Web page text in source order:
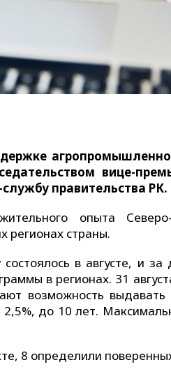
вице-
правительства РК.
опыта
регионах страны.
в августе, и
в регионах. 31
возможность
2,5%, до 10 лет.
8 определили